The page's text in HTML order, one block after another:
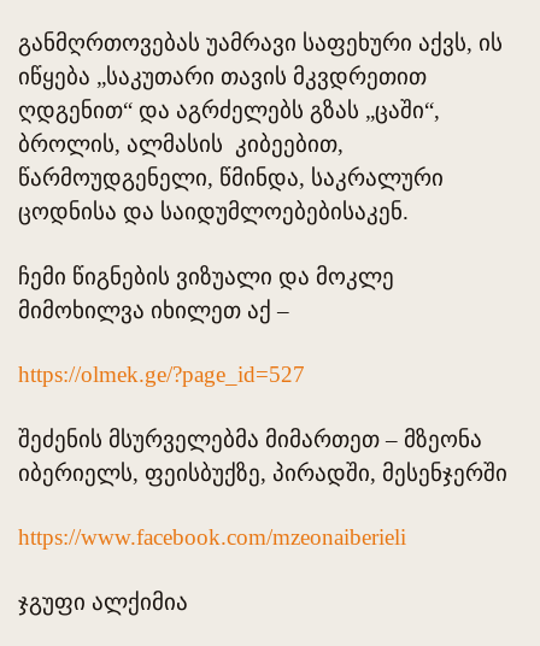
განმღრთოვებას უამრავი საფეხური აქვს, ის
იწყება „საკუთარი თავის მკვდრეთით
ღდგენით“ და აგრძელებს გზას „ცაში“,
ბროლის, ალმასის კიბეებით,
წარმოუდგენელი, წმინდა, საკრალური
ცოდნისა და საიდუმლოებებისაკენ.
ჩემი წიგნების ვიზუალი და მოკლე
მიმოხილვა იხილეთ აქ –
https://olmek.ge/?page_id=527
შეძენის მსურველებმა მიმართეთ – მზეონა
იბერიელს, ფეისბუქზე, პირადში, მესენჯერში
https://www.facebook.com/mzeonaiberieli
ჯგუფი ალქიმია